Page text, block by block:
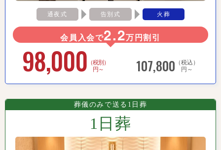
通夜式 告別式 火葬
会員入会で2.2万円割引
98,000 （税別）
円～
107,800 （税込）
円～
葬儀のみで送る1日葬
1日葬